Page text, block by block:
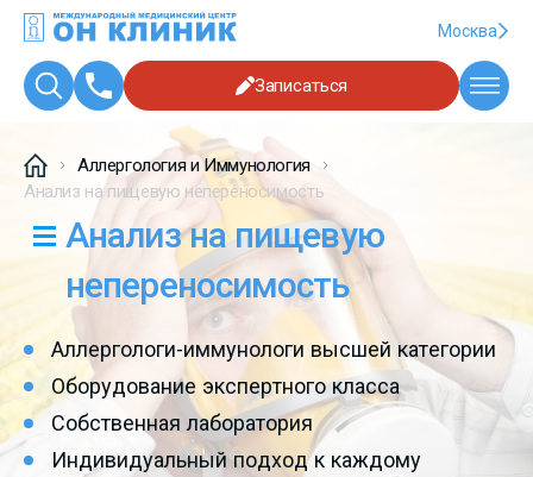
Москва
Записаться
Аллергология и Иммунология
Анализ на пищевую непереносимость
Анализ на пищевую
непереносимость
Аллергологи-иммунологи высшей категории
Оборудование экспертного класса
Собственная лаборатория
Индивидуальный подход к каждому